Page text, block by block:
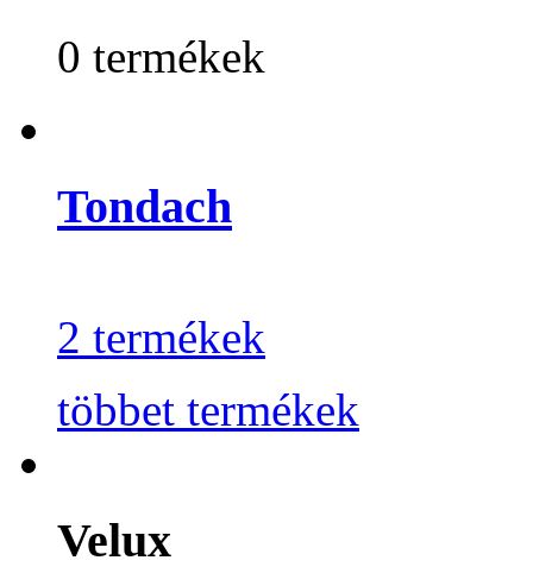
0 termékek
Tondach
2 termékek
többet termékek
Velux